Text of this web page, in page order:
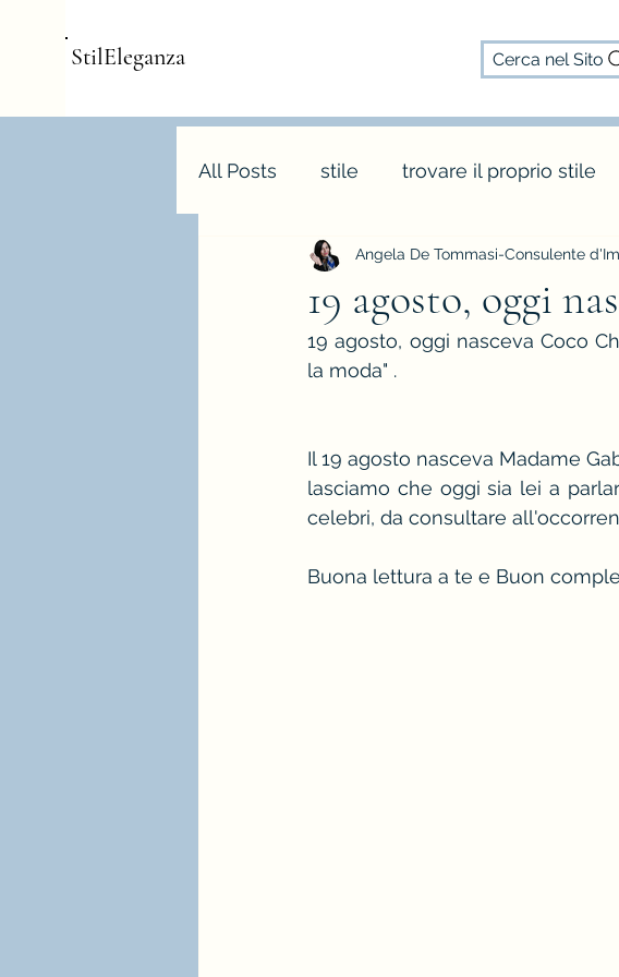
StilEleganza Cerca nel Sito
All Posts stile trovare il proprio stile
consulenza d'immagine cosa fa un
armocromia forme body shapes
stagione e palette estate rosso
19 agosto, oggi
Angela De Tommasi-Consulente
19 agosto, oggi nasceva Coco
la moda" .
Il 19 agosto nasceva Madame
lasciamo che oggi sia lei a
celebri, da consultare
Buona lettura a te e Buon